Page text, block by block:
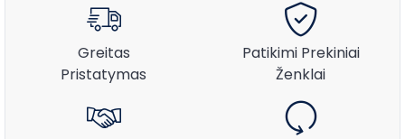
Greitas
Pristatymas
Patikimi Prekiniai
Ženklai